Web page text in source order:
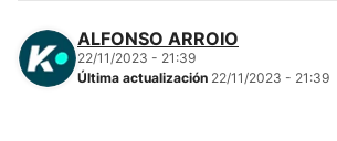
"Helmuga"
ALFONSO ARROIO
22/11/2023 - 21:39
Última actualización 22/11/2023 - 21:39